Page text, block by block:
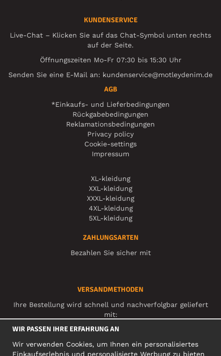
KUNDENSERVICE
Live-Chat – Klicken Sie auf das Chat-Symbol unten rechts
auf der Seite.
Öffnungszeiten Mo-Fr 07:30 bis 15:30 Uhr
Senden Sie eine E-Mail an: kundenservice@motleydenim.de
AGB
*Einkaufs- und Lieferbedingungen
Rückgabebedingungen
Reklamationsbedingungen
Privacy policy
Cookie-settings
Impressum
XL-kleidung
XXL-kleidung
XXXL-kleidung
4XL-kleidung
5XL-kleidung
ZAHLUNGSARTEN
Bezahlen Sie sicher mit
VERSANDMETHODEN
Ihre Bestellung wird schnell und nachverfolgbar geliefert
mit:
SOZIALE MEDIEN
WIR PASSEN IHRE ERFAHRUNG AN
Wir verwenden Cookies, um Ihnen ein personalisiertes
Einkaufserlebnis und personalisierte Werbung zu bieten